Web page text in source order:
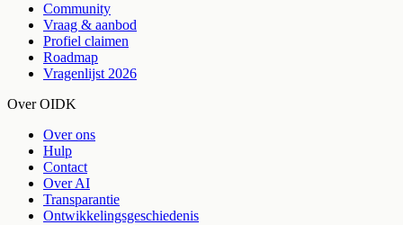
Community
Vraag & aanbod
Profiel claimen
Roadmap
Vragenlijst 2026
Over OIDK
Over ons
Hulp
Contact
Over AI
Transparantie
Ontwikkelingsgeschiedenis